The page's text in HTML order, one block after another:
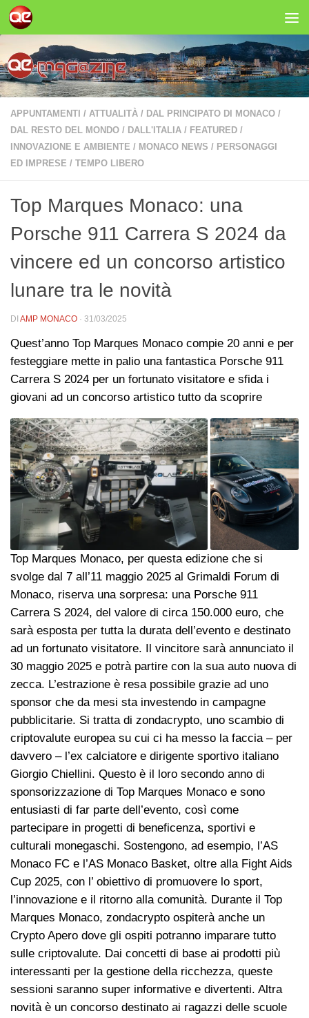
Salta al contenuto
APPUNTAMENTI / ATTUALITÀ / DAL PRINCIPATO DI MONACO /
DAL RESTO DEL MONDO / DALL'ITALIA / FEATURED /
INNOVAZIONE E AMBIENTE / MONACO NEWS / PERSONAGGI
ED IMPRESE / TEMPO LIBERO
Top Marques Monaco: una
Porsche 911 Carrera S 2024 da
vincere ed un concorso artistico
lunare tra le novità
DI AMP MONACO · 31/03/2025
Quest’anno Top Marques Monaco compie 20 anni e per
festeggiare mette in palio una fantastica Porsche 911
Carrera S 2024 per un fortunato visitatore e sfida i
giovani ad un concorso artistico tutto da scoprire
Top Marques Monaco, per questa edizione che si
svolge dal 7 all’11 maggio 2025 al Grimaldi Forum di
Monaco, riserva una sorpresa: una Porsche 911
Carrera S 2024, del valore di circa 150.000 euro, che
sarà esposta per tutta la durata dell’evento e destinato
ad un fortunato visitatore. Il vincitore sarà annunciato il
30 maggio 2025 e potrà partire con la sua auto nuova di
zecca. L’estrazione è resa possibile grazie ad uno
sponsor che da mesi sta investendo in campagne
pubblicitarie. Si tratta di zondacrypto, uno scambio di
criptovalute europea su cui ci ha messo la faccia – per
davvero – l’ex calciatore e dirigente sportivo italiano
Giorgio Chiellini. Questo è il loro secondo anno di
sponsorizzazione di Top Marques Monaco e sono
entusiasti di far parte dell’evento, così come
partecipare in progetti di beneficenza, sportivi e
culturali monegaschi. Sostengono, ad esempio, l’AS
Monaco FC e l’AS Monaco Basket, oltre alla Fight Aids
Cup 2025, con l’ obiettivo di promuovere lo sport,
l’innovazione e il ritorno alla comunità. Durante il Top
Marques Monaco, zondacrypto ospiterà anche un
Crypto Apero dove gli ospiti potranno imparare tutto
sulle criptovalute. Dai concetti di base ai prodotti più
interessanti per la gestione della ricchezza, queste
sessioni saranno super informative e divertenti. Altra
novità è un concorso destinato ai ragazzi delle scuole